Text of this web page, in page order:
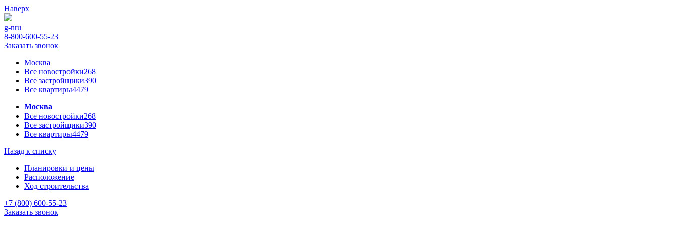
Наверх
g-nru
8-800-600-55-23
Заказать звонок
Москва
Все новостройки268
Все застройщики390
Все квартиры4479
Москва
Все новостройки268
Все застройщики390
Все квартиры4479
Назад к списку
Планировки и цены
Расположение
Ход строительства
+7 (800) 600-55-23
Заказать звонок